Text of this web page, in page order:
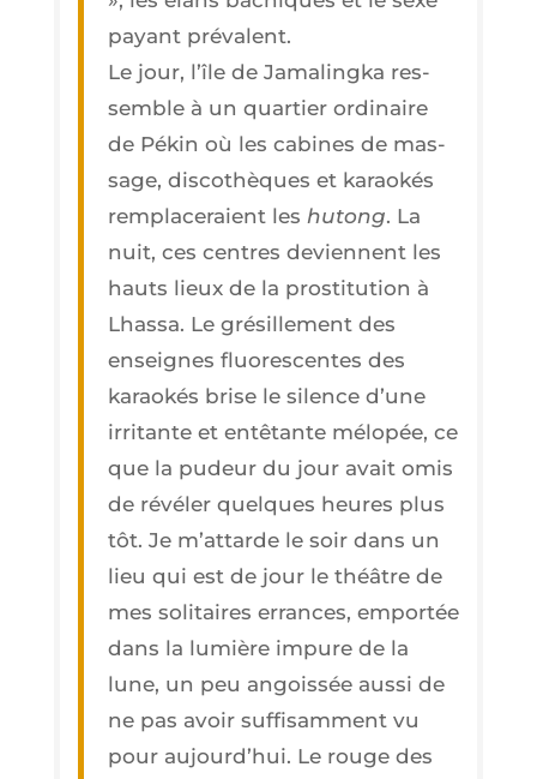
payant prévalent.
Le jour, l’île de Jama­ling­ka res­
semble à un quar­tier ordi­naire
de Pékin où les cabines de mas­
sage, dis­co­thèques et karao­kés
rem­pla­ce­raient les hutong. La
nuit, ces centres deviennent les
hauts lieux de la pros­ti­tu­tion à
Lhas­sa. Le gré­sille­ment des
enseignes fluo­res­centes des
karao­kés brise le silence d’une
irri­tante et entê­tante mélo­pée, ce
que la pudeur du jour avait omis
de révé­ler quelques heures plus
tôt. Je m’at­tarde le soir dans un
lieu qui est de jour le théâtre de
mes soli­taires errances, empor­tée
dans la lumière impure de la
lune, un peu angois­sée aus­si de
ne pas avoir suf­fi­sam­ment vu
pour aujourd’­hui. Le rouge des